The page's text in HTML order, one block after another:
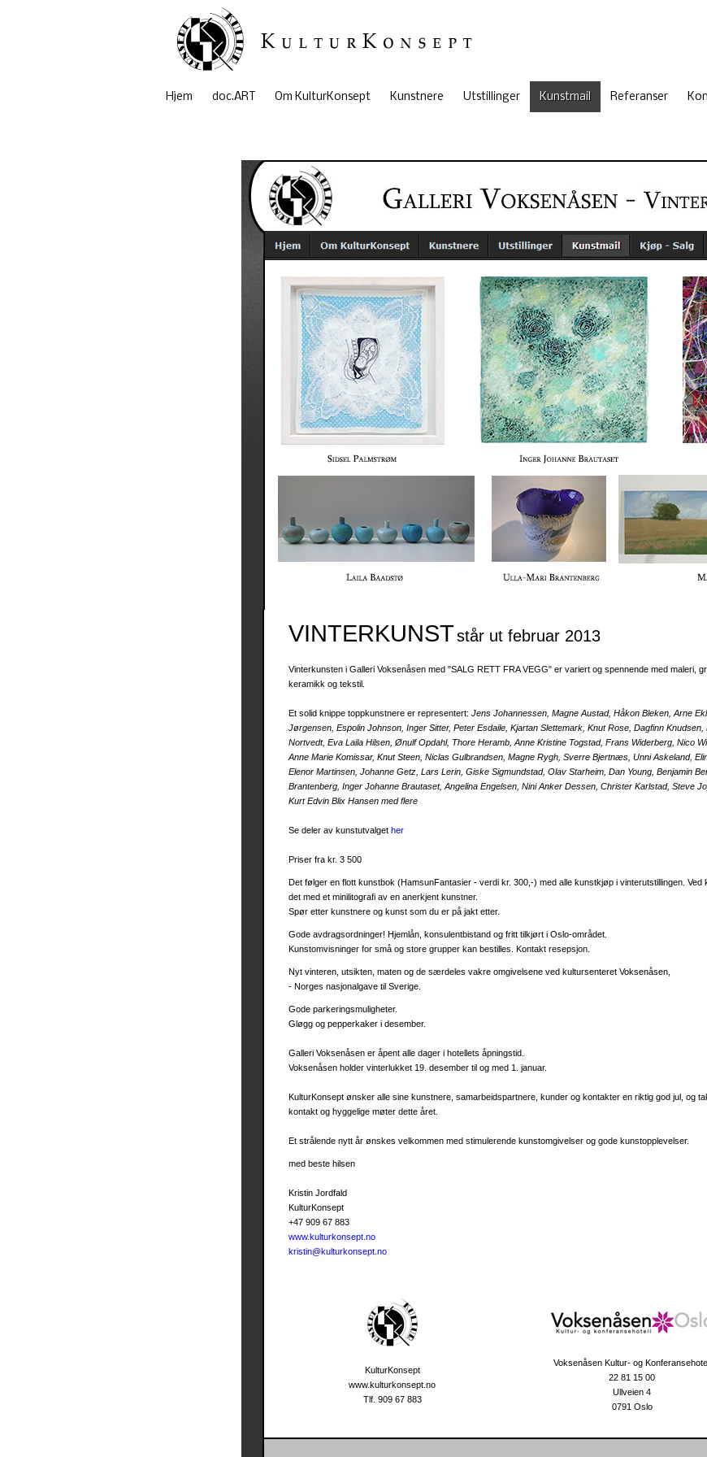
Hjem doc.ART Om KulturKonsept Kunstnere Utstillinger Kunstmail Referanser
VINTERKUNSTstår ut februar 2013
Vinterkunsten i Galleri Voksenåsen med "SALG RETT FRA VEGG" er variert og spennende med maleri,
keramikk og tekstil.
Et solid knippe toppkunstnere er representert: Jens Johannessen, Magne Austad, Håkon Bleken, Arne
Jørgensen, Espolin Johnson, Inger Sitter, Peter Esdaile, Kjartan Slettemark, Knut Rose, Dagfinn
Nortvedt, Eva Laila Hilsen, Ønulf Opdahl, Thore Heramb, Anne Kristine Togstad, Frans Widerberg, Nico
Anne Marie Komissar, Knut Steen, Niclas Gulbrandsen, Magne Rygh, Sverre Bjertnæs, Unni Askeland,
Elenor Martinsen, Johanne Getz, Lars Lerin, Giske Sigmundstad, Olav Starheim, Dan Young, Benjamin
Brantenberg, Inger Johanne Brautaset, Angelina Engelsen, Nini Anker Dessen, Christer Karlstad, Steve
Kurt Edvin Blix Hansen med flere
Se deler av kunstutvalget her
Priser fra kr. 3 500
Det følger en flott kunstbok (HamsunFantasier - verdi kr. 300,-) med alle kunstkjøp i vinterutstillingen.
det med et minilitografi av en anerkjent kunstner.
Spør etter kunstnere og kunst som du er på jakt etter.
Gode avdragsordninger! Hjemlån, konsulentbistand og fritt tilkjørt i Oslo-området.
Kunstomvisninger for små og store grupper kan bestilles. Kontakt resepsjon.
Nyt vinteren, utsikten, maten og de særdeles vakre omgivelsene ved kultursenteret Voksenåsen,
- Norges nasjonalgave til Sverige.
Gode parkeringsmuligheter.
Gløgg og pepperkaker i desember.
Galleri Voksenåsen er åpent alle dager i hotellets åpningstid.
Voksenåsen holder vinterlukket 19. desember til og med 1. januar.
KulturKonsept ønsker alle sine kunstnere, samarbeidspartnere, kunder og kontakter en riktig god jul, og
kontakt og hyggelige møter dette året.
Et strålende nytt år ønskes velkommen med stimulerende kunstomgivelser og gode kunstopplevelser.
med beste hilsen
Kristin Jordfald
KulturKonsept
+47 909 67 883
www.kulturkonsept.no
kristin@kulturkonsept.no
KulturKonsept
www.kulturkonsept.no
Tlf. 909 67 883
Voksenåsen Kultur- og Konferansehotell
22 81 15 00
Ullveien 4
0791 Oslo